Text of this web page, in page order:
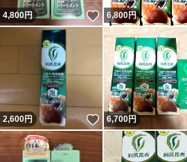
4,800円 いいね！
6,800円
2,600円 いいね！
6,700円